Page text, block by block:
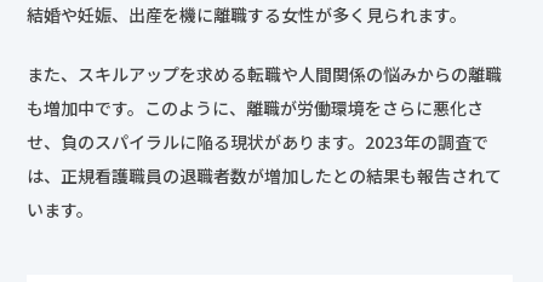
結婚や妊娠、出産を機に離職する女性が多く見られます。
また、スキルアップを求める転職や人間関係の悩みからの離職
も増加中です。このように、離職が労働環境をさらに悪化さ
せ、負のスパイラルに陥る現状があります。2023年の調査で
は、正規看護職員の退職者数が増加したとの結果も報告されて
います。